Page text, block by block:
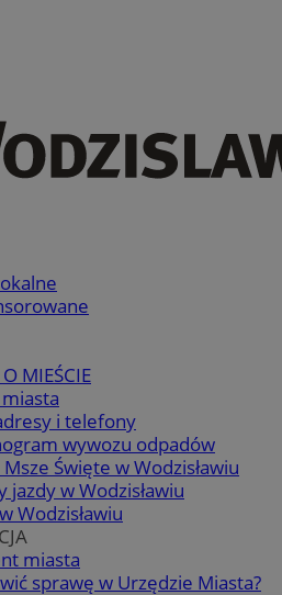
MIEŚCIE
i telefony
wywozu odpadów
Święte w Wodzisławiu
jazdy w Wodzisławiu
Wodzisławiu
miasta
sprawę w Urzędzie Miasta?